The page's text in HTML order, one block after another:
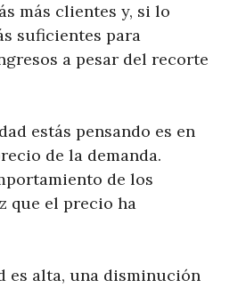
más clientes y, si lo
suficientes para
a pesar del recorte
estás pensando es en
de la demanda.
de los
que el precio ha
es alta, una disminución